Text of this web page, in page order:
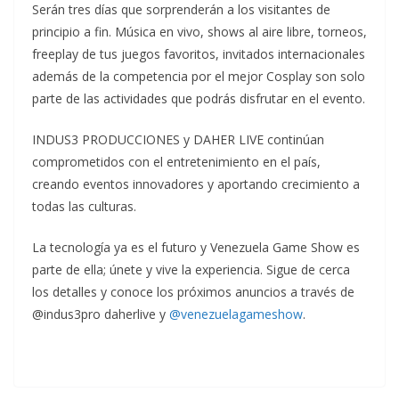
Serán tres días que sorprenderán a los visitantes de
principio a fin. Música en vivo, shows al aire libre, torneos,
freeplay de tus juegos favoritos, invitados internacionales
además de la competencia por el mejor Cosplay son solo
parte de las actividades que podrás disfrutar en el evento.
INDUS3 PRODUCCIONES y DAHER LIVE continúan
comprometidos con el entretenimiento en el país,
creando eventos innovadores y aportando crecimiento a
todas las culturas.
La tecnología ya es el futuro y Venezuela Game Show es
parte de ella; únete y vive la experiencia. Sigue de cerca
los detalles y conoce los próximos anuncios a través de
@indus3pro daherlive y @venezuelagameshow.